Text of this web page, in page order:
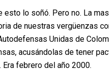
esto lo soñó. Pero no. La
de nuestras vergüenzas
Unidas de
acusándolas de tener
febrero del año 2000.